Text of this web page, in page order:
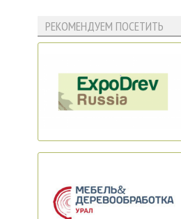
РЕКОМЕНДУЕМ ПОСЕТИТЬ